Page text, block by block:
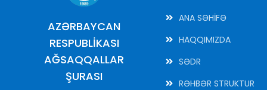
AZƏRBAYCAN
RESPUBLİKASI
AĞSAQQALLAR
ŞURASI
ANA SƏHİFƏ
HAQQIMIZDA
SƏDR
RƏHBƏR STRUKTUR